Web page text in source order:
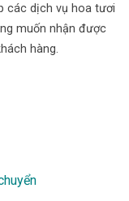
các dịch vụ hoa tươi
muốn nhận được
hàng.